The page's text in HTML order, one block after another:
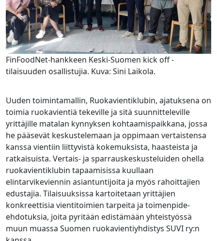
FinFoodNet-hankkeen Keski-Suomen kick off -
tilaisuuden osallistujia. Kuva: Sini Laikola.
Uuden toimintamallin, Ruokavientiklubin, ajatuksena on
toimia ruokavientiä tekeville ja sitä suunnitteleville
yrittäjille matalan kynnyksen kohtaamispaikkana, jossa
he pääsevät keskustelemaan ja oppimaan vertaistensa
kanssa vientiin liittyvistä kokemuksista, haasteista ja
ratkaisuista. Vertais- ja sparrauskeskusteluiden ohella
ruokavientiklubin tapaamisissa kuullaan
elintarvikeviennin asiantuntijoita ja myös rahoittajien
edustajia. Tilaisuuksissa kartoitetaan yrittäjien
konkreettisia vientitoimien tarpeita ja toimenpide-
ehdotuksia, joita pyritään edistämään yhteistyössä
muun muassa Suomen ruokavientiyhdistys SUVI ry:n